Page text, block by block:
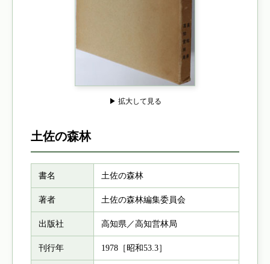
▶ 拡大して見る
土佐の森林
書名 土佐の森林
著者 土佐の森林編集委員会
出版社 高知県／高知営林局
刊行年 1978［昭和53.3］